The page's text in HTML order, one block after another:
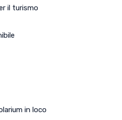
il turismo
in loco